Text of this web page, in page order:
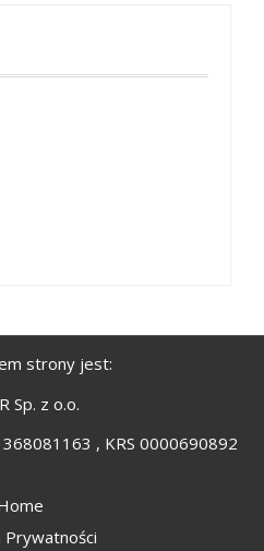
strony jest:
Sp. z o.o.
, KRS 0000690892
Prywatności